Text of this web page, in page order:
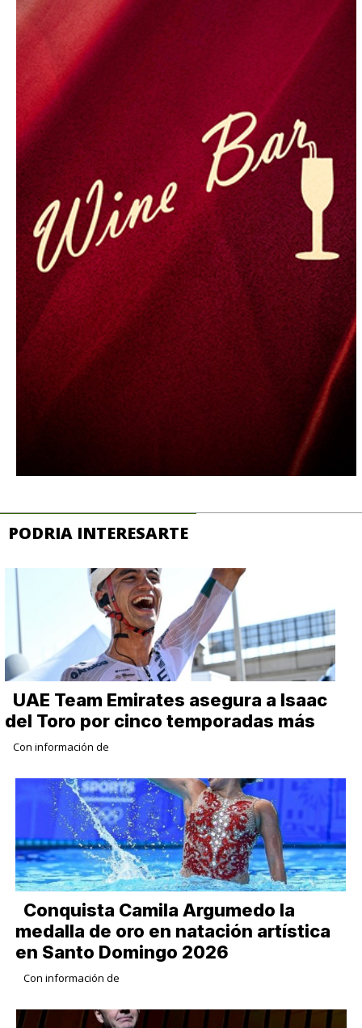
PODRIA INTERESARTE
UAE Team Emirates asegura a Isaac
del Toro por cinco temporadas más
Con información de
Conquista Camila Argumedo la
medalla de oro en natación artística
en Santo Domingo 2026
Con información de